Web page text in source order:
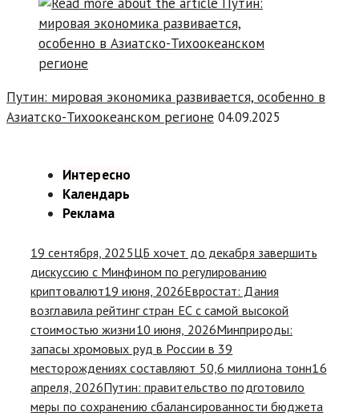
Путин: мировая экономика развивается, особенно в
Азиатско-Тихоокеанском регионе 04.09.2025
Интересно
Календарь
Реклама
19 сентября, 2025ЦБ хочет до декабря завершить
дискуссию с Минфином по регулированию
криптовалют19 июня, 2026Евростат: Дания
возглавила рейтинг стран ЕС с самой высокой
стоимостью жизни10 июня, 2026Минприроды:
запасы хромовых руд в России в 39
месторождениях составляют 50,6 миллиона тонн16
апреля, 2026Путин: правительство подготовило
меры по сохранению сбалансированности бюджета